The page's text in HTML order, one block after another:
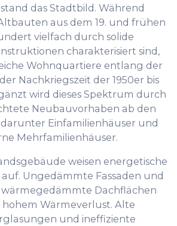
das Stadtbild. Während
aus dem 19. und frühen
vielfach durch solide
charakterisiert sind,
Wohnquartiere entlang der
Nachkriegszeit der 1950er bis
wird dieses Spektrum durch
Neubauvorhaben ab den
darunter Einfamilienhäuser und
Mehrfamilienhäuser.
weisen energetische
Ungedämmte Fassaden und
Dachflächen
Wärmeverlust. Alte
und ineffiziente